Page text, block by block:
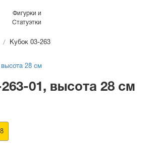
Фигурки и
Статуэтки
Кубок 03-263
01, высота 28 см